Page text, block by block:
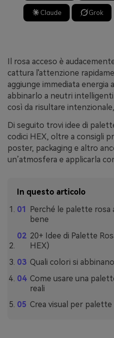
Claude Grok
Il rosa acceso è
cattura l'attenzione
aggiunge immediata energia
abbinarlo a neutri
così da risultare
Di seguito trovi idee di
codici HEX, oltre a consigli
poster, packaging e altro
un’atmosfera e applicarla
In questo articolo
Perché le palette
bene
20+ Idee di Palette
HEX)
Quali colori si
Come usare una
reali
Crea visual per palette